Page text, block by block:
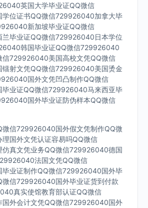
英国大学毕业证QQ微信
位证书QQ微信729926040加拿大毕
新加坡毕业证QQ微信
毕业证QQ微信729926040日本学位
韩国毕业证QQ微信729926040
信729926040美国高校文凭QQ微信
射文凭QQ微信729926040美国烫金
国外文凭凹凸制作QQ微信
业证QQ微信729926040马来西亚毕
国外毕业证防伪样本QQ微信
微信729926040国外假文凭制作QQ微
国外文凭认证容易吗QQ微信
真文凭业务QQ微信729926040德国
法国文凭QQ微信
业证制作QQ微信729926040国外毕
微信729926040国外毕业证货到付款
真实使馆教育部认证QQ微信
外会计文凭QQ微信729926040国外